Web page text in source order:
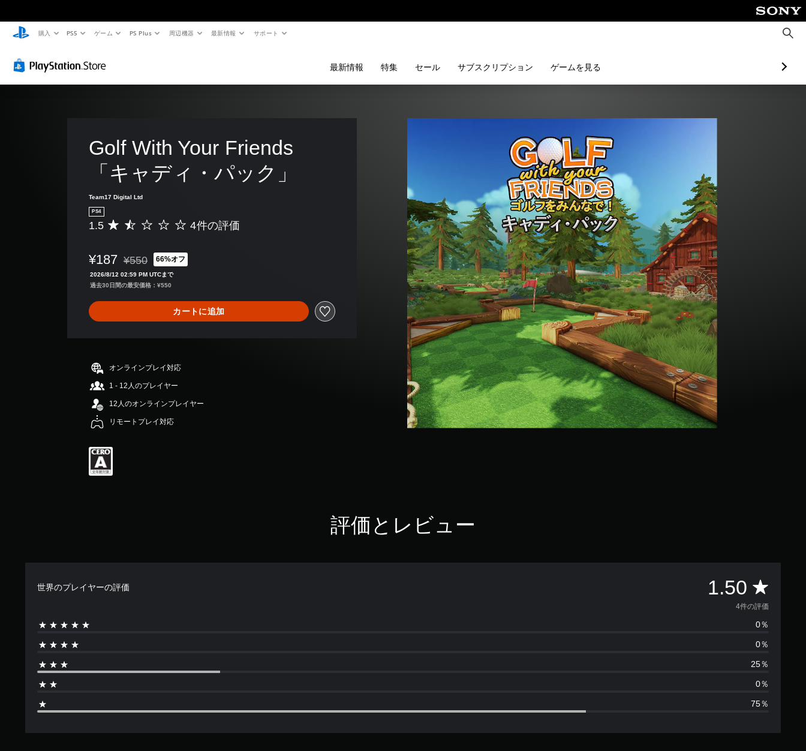
購入 PS5 ゲーム PS Plus 周辺機器 最新情報 サポート
検
索
最新情報 特集 セール サブスクリプション ゲームを見る
Golf With Your Friends
「キャディ・パック」
Team17 Digital Ltd
PS4
評
は
4
、
均
評
は
段
階
中
の
1
5
す
1.5 4件の評価
¥187 通常価格¥550より値引き
¥550 66%オフ
2026/8/12 02:59 PM UTCまで
過去30日間の最安価格：¥550
カートに追加
オンラインプレイ対応
1 - 12人のプレイヤー
12人のオンラインプレイヤー
リモートプレイ対応
評価とレビュー
世界のプレイヤーの評価 1.50 評
価
数
は
4
、
平
4件の評価
0％
0％
25％
0％
75％